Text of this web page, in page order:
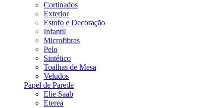
Cortinados
Exterior
Estofo e Decoração
Infantil
Microfibras
Pelo
Sintético
Toalhas de Mesa
Veludos
Papel de Parede
Elie Saab
Eterea